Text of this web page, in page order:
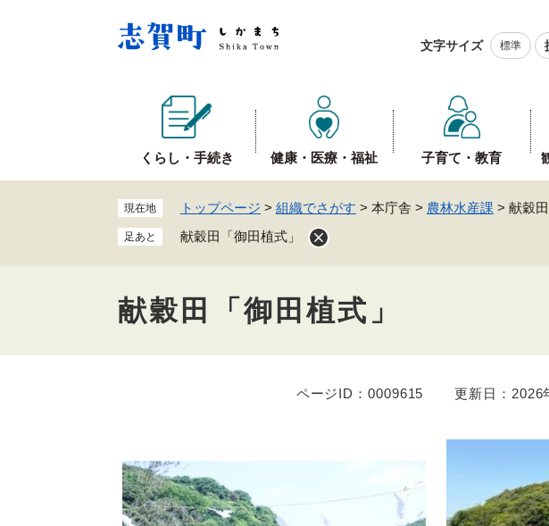
ー
ジ
。
文字サイズ 標準
くらし・手続き 健康・医療・福祉 子育て・教育
現在地 トップページ > 組織でさがす > 本庁舎 > 農林水産課 > 献穀
足あと 献穀田「御田植式」
献穀田「御田植式」
ページID：0009615 更新日：2026